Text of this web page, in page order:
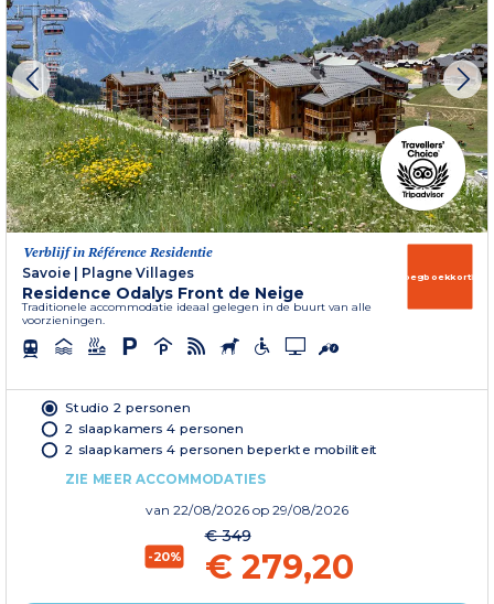
Verblijf in Référence Residentie
Savoie | Plagne Villages
Residence Odalys Front de Neige
Traditionele accommodatie ideaal gelegen in de buurt van alle
voorzieningen.
Vroegboekkorting
Studio 2 personen
2 slaapkamers 4 personen
2 slaapkamers 4 personen beperkte mobiliteit
ZIE MEER ACCOMMODATIES
van 22/08/2026 op 29/08/2026
-20%
€ 349
€ 279,20